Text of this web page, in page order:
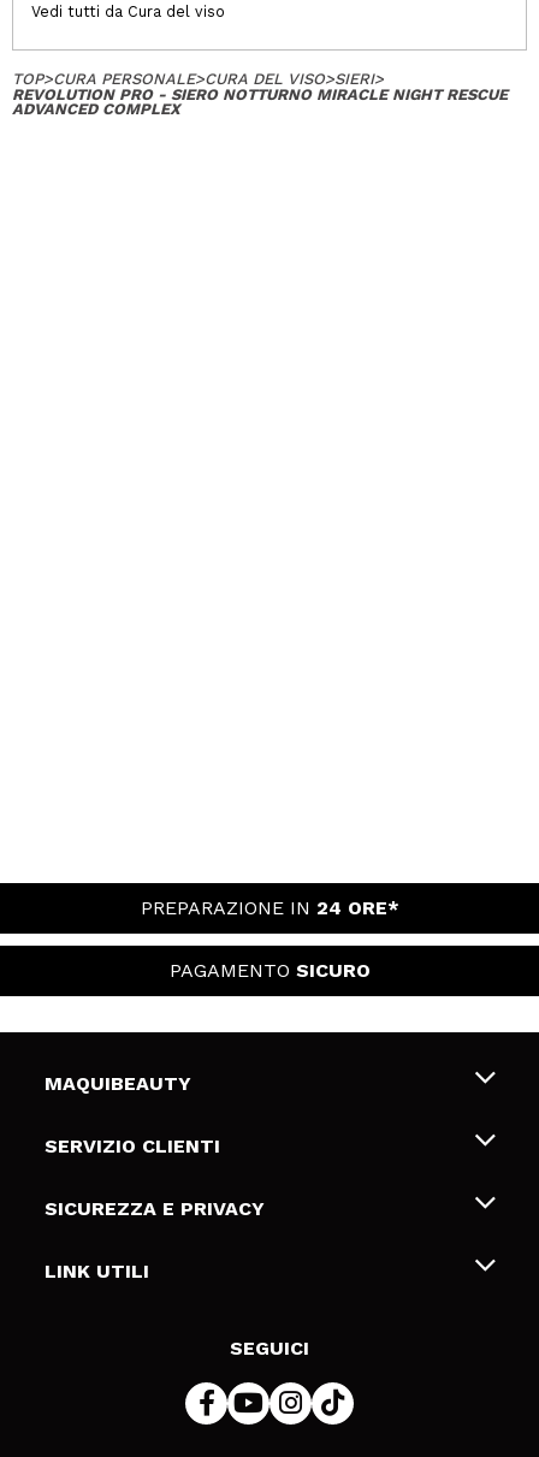
Vedi tutti da Cura del viso
TOP>CURA PERSONALE>CURA DEL VISO>SIERI>
REVOLUTION PRO - SIERO NOTTURNO MIRACLE NIGHT RESCUE
ADVANCED COMPLEX
PREPARAZIONE IN 24 ORE*
PAGAMENTO SICURO
MAQUIBEAUTY
Chi siamo
Gift Cards
SERVIZIO CLIENTI
Spedizioni & Resi
Metodi di pagamamento
SICUREZZA E PRIVACY
Termini e condizioni
LINK UTILI
SEGUICI